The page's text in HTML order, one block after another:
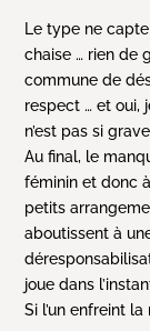
Le type ne
chaise … rien de
commune de
respect … et oui,
n’est pas si
Au final, le
féminin et donc
petits
aboutissent à
joue dans
Si l’un enfreint